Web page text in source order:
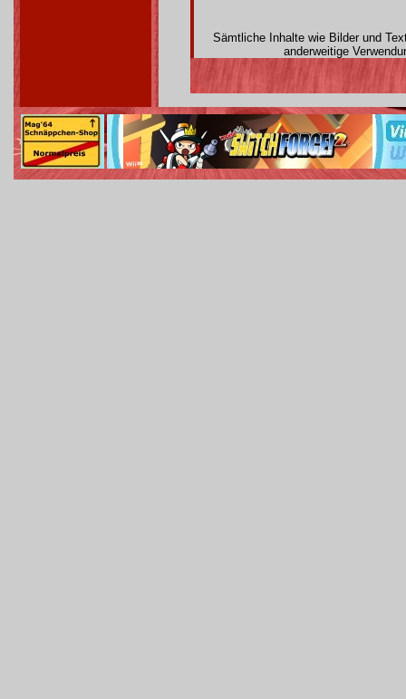
Sämtliche Inhalte wie Bilder und
anderweitige